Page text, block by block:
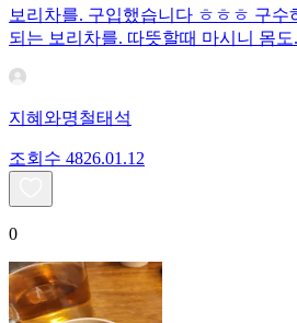
보리차를. 구입했습니다 ㅎㅎㅎ 구
되는 보리차를. 따뜻할때 마시니 몸
지혜와명철태석
조회수 4826.01.12
0